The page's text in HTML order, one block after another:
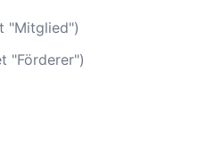
"Mitglied")
"Förderer")